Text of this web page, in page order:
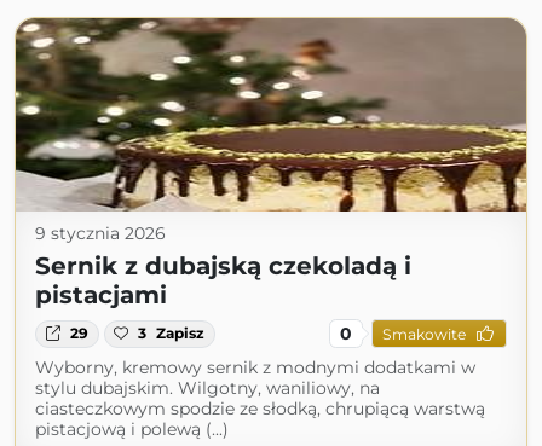
9 stycznia 2026
Sernik z dubajską czekoladą i
pistacjami
29 3 Zapisz 0 Smakowite
Wyborny, kremowy sernik z modnymi dodatkami w
stylu dubajskim. Wilgotny, waniliowy, na
ciasteczkowym spodzie ze słodką, chrupiącą warstwą
pistacjową i polewą (...)